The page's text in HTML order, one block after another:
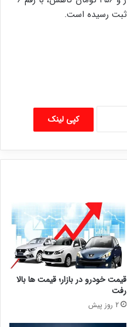
کپی لینک
قیمت خودرو در بازار؛ قیمت ها بالا
رفت
2 روز پیش